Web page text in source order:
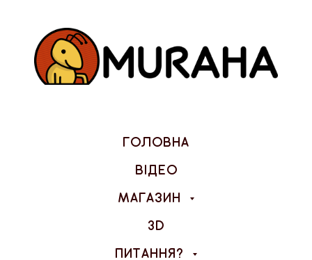
ГОЛОВНА
ВІДЕО
МАГАЗИН
3D
ПИТАННЯ?